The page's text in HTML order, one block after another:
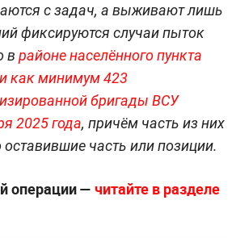
с задач, а выживают лишь
фиксируются случаи пыток
в районе населённого пункта
как минимум 423
бригады ВСУ
2025 года, причём часть из них
часть или позиции.
операции — читайте в разделе